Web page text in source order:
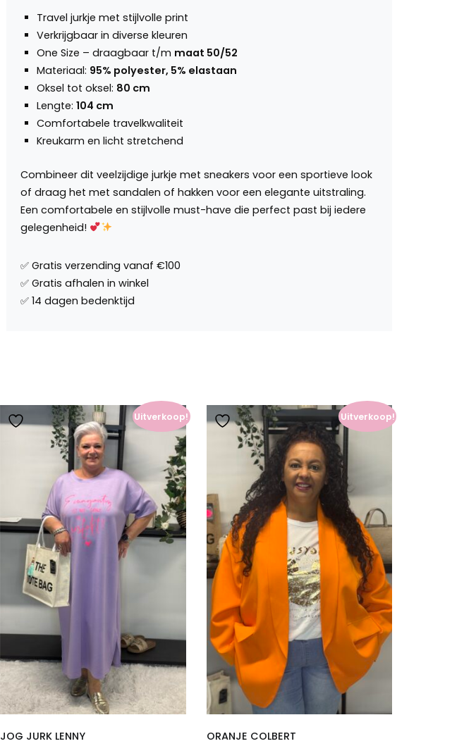
Travel jurkje met stijlvolle print
Verkrijgbaar in diverse kleuren
One Size – draagbaar t/m maat 50/52
Materiaal: 95% polyester, 5% elastaan
Oksel tot oksel: 80 cm
Lengte: 104 cm
Comfortabele travelkwaliteit
Kreukarm en licht stretchend
Combineer dit veelzijdige jurkje met sneakers voor een sportieve look
of draag het met sandalen of hakken voor een elegante uitstraling.
Een comfortabele en stijlvolle must-have die perfect past bij iedere
gelegenheid!
Uitverkoop!
JOG JURK LENNY
Uitverkoop!
ORANJE COLBERT